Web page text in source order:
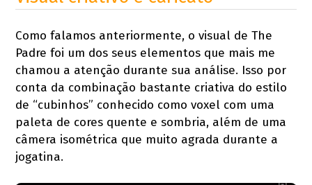
Como falamos anteriormente, o visual de The
Padre foi um dos seus elementos que mais me
chamou a atenção durante sua análise. Isso por
conta da combinação bastante criativa do estilo
de “cubinhos” conhecido como voxel com uma
paleta de cores quente e sombria, além de uma
câmera isométrica que muito agrada durante a
jogatina.